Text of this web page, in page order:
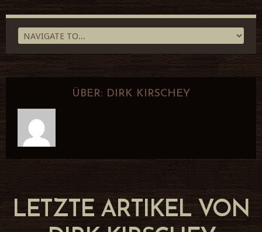
ÜBER: DIRK KIRSCHEY
LETZTE ARTIKEL VON